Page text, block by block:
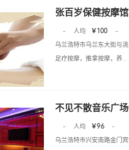
张百岁保健按摩馆
- 人均 ￥100
-
乌兰浩特市乌兰东大街与
足疗按摩，推拿按摩，养...
不见不散音乐广场
- 人均 ￥96
-
乌兰浩特市兴安南路金门